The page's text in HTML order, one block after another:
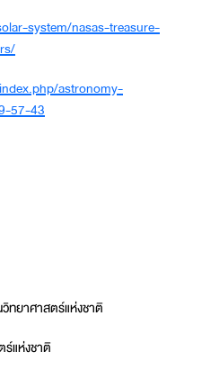
system/nasas-treasure-
astronomy-
57-43
ยาศาสตร์แห่งชาติ
แห่งชาติ